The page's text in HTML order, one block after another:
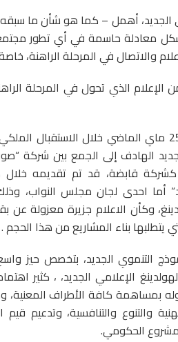
الجديد، أهمل – كما هو شأن ما
معادلة حاسمة في أي تطور
والاتصال في المرحلة الراهنة،
الذي تحول في المرحلة
وإذا كان مشروع النموذج التنموي الجديد، قدم في 25 ماي الماضي
كشركة قابضة، قد تم تقديمه
أما احدى لجان مجلس النواب،
وكأن الاعلام جزيرة معزولة عن
يتطلبها بناء المشاريع من هذا الحجم .
التنموي الجديد، بتخصص حيز
الإعلامي الجديد، ، كثير
بمساهمة كافة الأطراف
والتنوع والتنافسية، وتدعيم قيم
الحكومي.